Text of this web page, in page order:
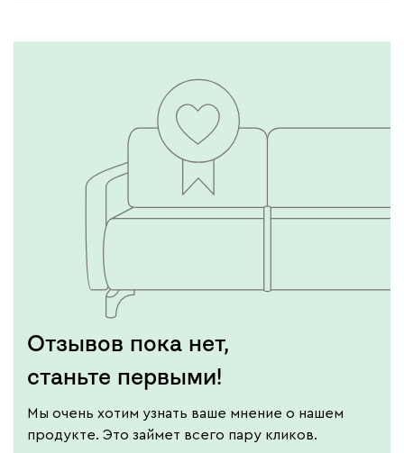
Отзывов пока нет,
станьте первыми!
Мы очень хотим узнать ваше мнение о нашем
продукте. Это займет всего пару кликов.